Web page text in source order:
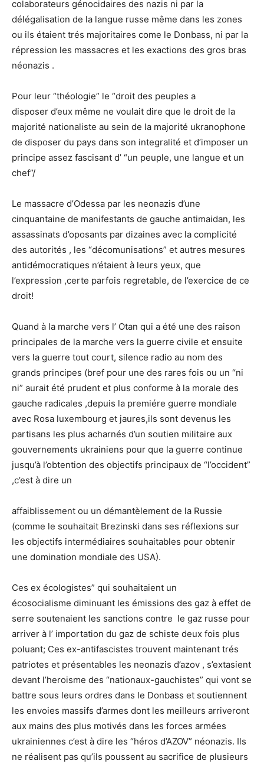
colaborateurs génocidaires des nazis ni par la
délégalisation de la langue russe même dans les zones
ou ils étaient trés majoritaires come le Donbass, ni par la
répression les massacres et les exactions des gros bras
néonazis .
Pour leur “théologie” le “droit des peuples a
disposer d’eux même ne voulait dire que le droit de la
majorité nationaliste au sein de la majorité ukranophone
de disposer du pays dans son integralité et d’imposer un
principe assez fascisant d’ “un peuple, une langue et un
chef”/
Le massacre d’Odessa par les neonazis d’une
cinquantaine de manifestants de gauche antimaidan, les
assassinats d’oposants par dizaines avec la complicité
des autorités , les “décomunisations” et autres mesures
antidémocratiques n’étaient à leurs yeux, que
l’expression ,certe parfois regretable, de l’exercice de ce
droit!
Quand à la marche vers l’ Otan qui a été une des raison
principales de la marche vers la guerre civile et ensuite
vers la guerre tout court, silence radio au nom des
grands principes (bref pour une des rares fois ou un “ni
ni” aurait été prudent et plus conforme à la morale des
gauche radicales ,depuis la premiére guerre mondiale
avec Rosa luxembourg et jaures,ils sont devenus les
partisans les plus acharnés d’un soutien militaire aux
gouvernements ukrainiens pour que la guerre continue
jusqu’à l’obtention des objectifs principaux de “l’occident”
,c’est à dire un
affaiblissement ou un démantèlement de la Russie
(comme le souhaitait Brezinski dans ses réflexions sur
les objectifs intermédiaires souhaitables pour obtenir
une domination mondiale des USA).
Ces ex écologistes” qui souhaitaient un
écosocialisme diminuant les émissions des gaz à effet de
serre soutenaient les sanctions contre le gaz russe pour
arriver à l’ importation du gaz de schiste deux fois plus
poluant; Ces ex-antifascistes trouvent maintenant trés
patriotes et présentables les neonazis d’azov , s’extasient
devant l’heroisme des “nationaux-gauchistes” qui vont se
battre sous leurs ordres dans le Donbass et soutiennent
les envoies massifs d’armes dont les meilleurs arriveront
aux mains des plus motivés dans les forces armées
ukrainiennes c’est à dire les “héros d’AZOV” néonazis. Ils
ne réalisent pas qu’ils poussent au sacrifice de plusieurs